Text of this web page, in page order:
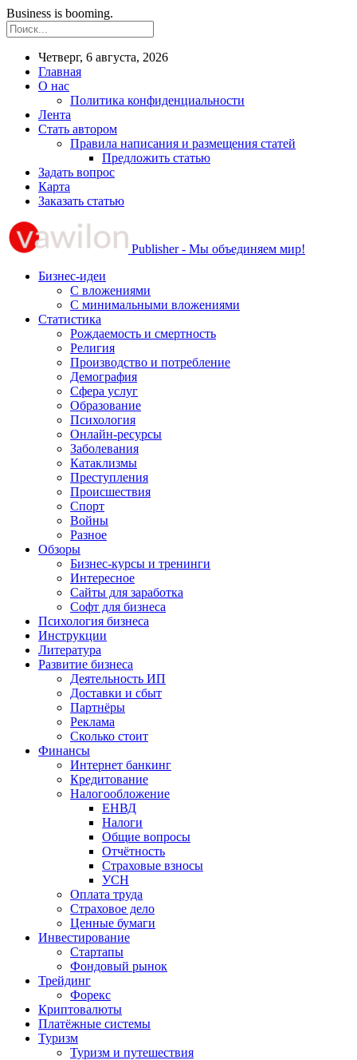
Business is booming.
Четверг, 6 августа, 2026
Главная
О нас
Политика конфиденциальности
Лента
Стать автором
Правила написания и размещения статей
Предложить статью
Задать вопрос
Карта
Заказать статью
Publisher - Мы объединяем мир!
Бизнес-идеи
С вложениями
С минимальными вложениями
Статистика
Рождаемость и смертность
Религия
Производство и потребление
Демография
Сфера услуг
Образование
Психология
Онлайн-ресурсы
Заболевания
Катаклизмы
Преступления
Происшествия
Спорт
Войны
Разное
Обзоры
Бизнес-курсы и тренинги
Интересное
Сайты для заработка
Софт для бизнеса
Психология бизнеса
Инструкции
Литература
Развитие бизнеса
Деятельность ИП
Доставки и сбыт
Партнёры
Реклама
Сколько стоит
Финансы
Интернет банкинг
Кредитование
Налогообложение
ЕНВД
Налоги
Общие вопросы
Отчётность
Страховые взносы
УСН
Оплата труда
Страховое дело
Ценные бумаги
Инвестирование
Стартапы
Фондовый рынок
Трейдинг
Форекс
Криптовалюты
Платёжные системы
Туризм
Туризм и путешествия